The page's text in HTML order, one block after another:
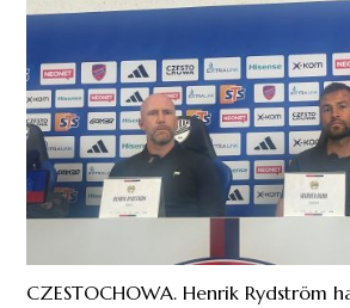
CZESTOCHOWA. Henrik Rydström